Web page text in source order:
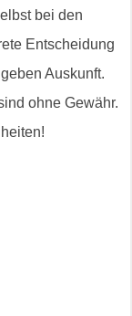
bei den
Entscheidung
Auskunft.
ohne Gewähr.